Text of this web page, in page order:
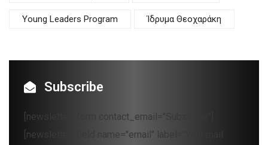
Young Leaders Program Ίδρυμα Θεοχαράκη
Subscribe
[newsletter_form contact_email="Subscribe"]
[newsletter_field name="email" label="Your mail